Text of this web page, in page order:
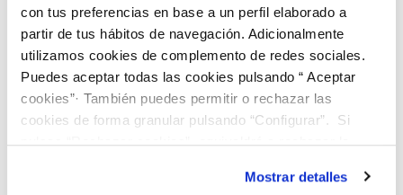
con tus preferencias en base a un perfil elaborado a
partir de tus hábitos de navegación. Adicionalmente
utilizamos cookies de complemento de redes sociales.
Puedes aceptar todas las cookies pulsando “ Aceptar
cookies”· También puedes permitir o rechazar las
cookies de forma granular pulsando “Configurar”. Si
pulsas “Rechazar cookies”, equivaldrá a rechazar la
son indispensables para que el sitio web funcione y que
Mostrar detalles